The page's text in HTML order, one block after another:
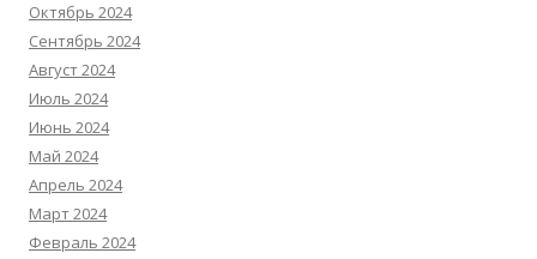
Октябрь 2024
Сентябрь 2024
Август 2024
Июль 2024
Июнь 2024
Май 2024
Апрель 2024
Март 2024
Февраль 2024